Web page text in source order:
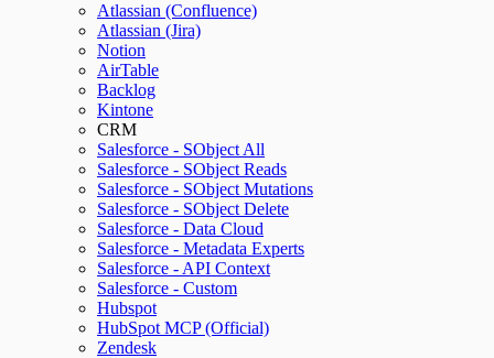
Atlassian (Confluence)
Atlassian (Jira)
Notion
AirTable
Backlog
Kintone
CRM
Salesforce - SObject All
Salesforce - SObject Reads
Salesforce - SObject Mutations
Salesforce - SObject Delete
Salesforce - Data Cloud
Salesforce - Metadata Experts
Salesforce - API Context
Salesforce - Custom
Hubspot
HubSpot MCP (Official)
Zendesk